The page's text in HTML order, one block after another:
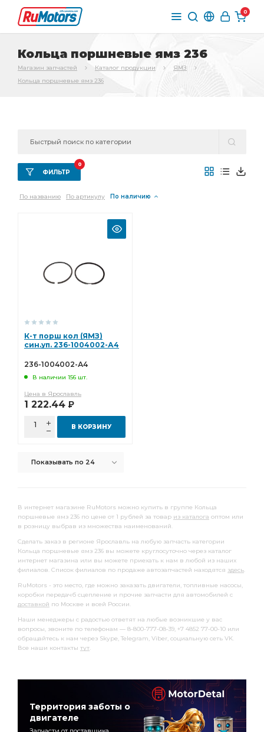
0
Кольца поршневые ямз 236
Магазин запчастей Каталог продукции
ЯМЗ
Кольца поршневые ямз 236
ФИЛЬТР
0
По названию По артикулу По наличию
К-т порш кол (ЯМЗ)
син.уп. 236-1004002-А4
236-1004002-А4
В наличии 156 шт.
Цена в Ярославль
1 222.44 Р
В КОРЗИНУ
Показывать по 24
В интернет магазине RuMotors можно купить в группе Кольца
поршневые ямз 236 по цене от 1 рублей за товар из каталога оптом или
в розницу выбрав из множества наименований.
Сделать заказ в регионе Ярославль на любую запчасть категории
Кольца поршневые ямз 236 вы можете круглосуточно через каталог
интернет магазина или вы можете приехать к нам в любой из наших
филиалов. Список филиалов по продаже автозапчастей находятся здесь.
RuMotors - это место, где можно заказать двигатели, топливные насосы,
коробки передачб сцепление и прочие запчасти для автомобилей с
доставкой по Москве и всей России.
Наши менеджеры с радостью ответят на любые возникшие у вас
вопросы, звоните по телефонам — 8-800-777-08-39, +7 4852 77-00-10 или
обращайтесь к нам через Skype, Telegram, Viber, социальную сеть VK.
Все наши контакты тут.
Территория заботы о
двигателе